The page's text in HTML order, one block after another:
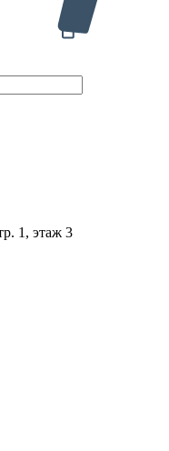
1, этаж 3